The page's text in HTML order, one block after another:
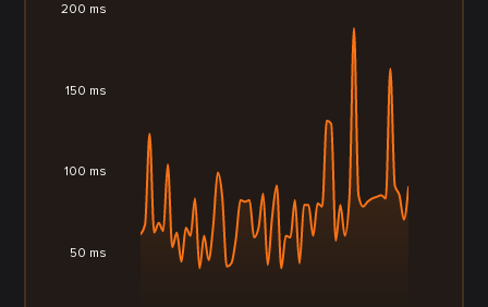
50 ms
100 ms
150 ms
200 ms